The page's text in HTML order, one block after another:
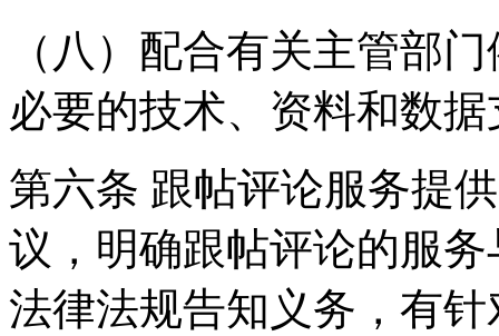
（八）配合有关主管部
必要的技术、资料和数
第六条 跟帖评论服务提
议，明确跟帖评论的服
法律法规告知义务，有